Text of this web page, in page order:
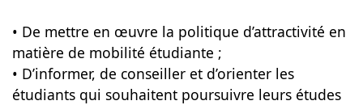
• De mettre en œuvre la politique d’attractivité en
matière de mobilité étudiante ;
• D’informer, de conseiller et d’orienter les
étudiants qui souhaitent poursuivre leurs études